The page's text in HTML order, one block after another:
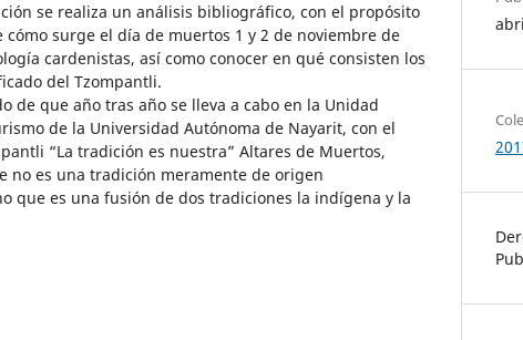
se realiza un análisis bibliográfico, con el propósito
cómo surge el día de muertos 1 y 2 de noviembre de
cardenistas, así como conocer en qué consisten los
del Tzompantli.
de que año tras año se lleva a cabo en la Unidad
de la Universidad Autónoma de Nayarit, con el
“La tradición es nuestra” Altares de Muertos,
no es una tradición meramente de origen
que es una fusión de dos tradiciones la indígena y la